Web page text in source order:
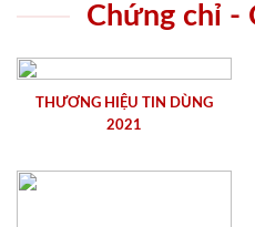
Chứng chỉ -
THƯƠNG HIỆU TIN DÙNG
2021